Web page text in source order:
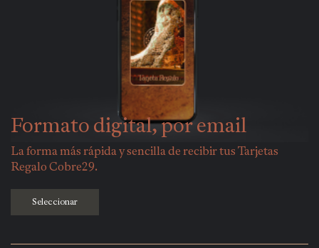
Formato digital, por email
La forma más rápida y sencilla de recibir tus Tarjetas
Regalo Cobre29.
Seleccionar